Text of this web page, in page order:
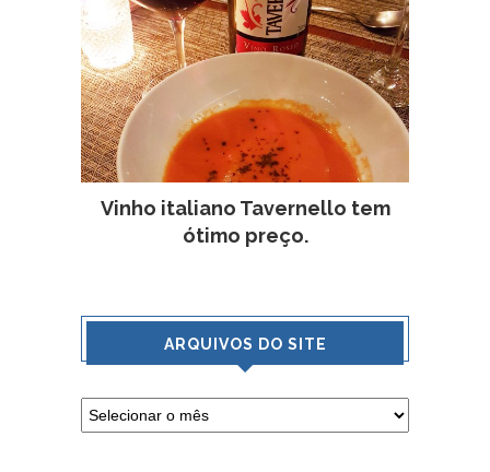
Vinho italiano Tavernello tem
ótimo preço.
ARQUIVOS DO SITE